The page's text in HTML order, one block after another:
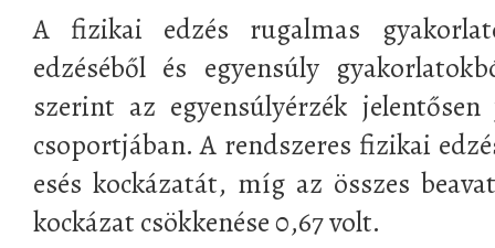
A fizikai edzés rugalmas
edzéséből és egyensúly
szerint az egyensúlyérzék
csoportjában. A rendszeres fizikai
esés kockázatát, míg az összes
kockázat csökkenése 0,67 volt.